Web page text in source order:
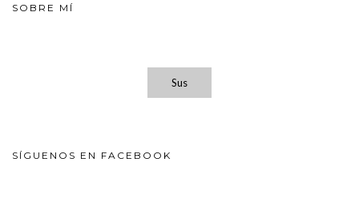
SOBRE MÍ
Sus
SÍGUENOS EN FACEBOOK